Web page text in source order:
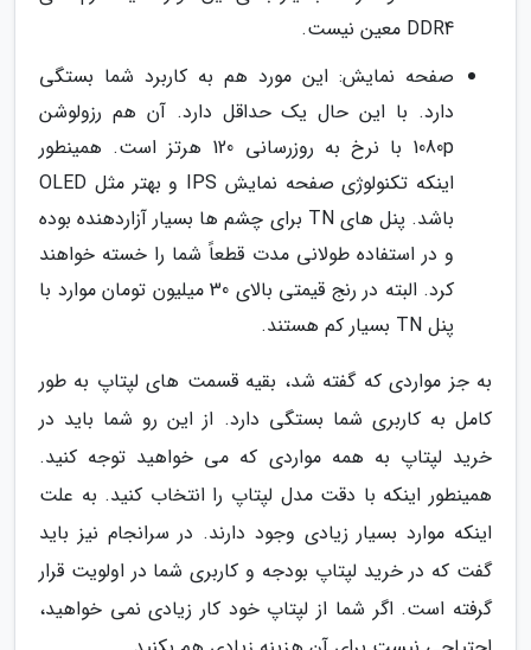
DDR4 معین نیست.
صفحه نمایش: این مورد هم به کاربرد شما بستگی
دارد. با این حال یک حداقل دارد. آن هم رزولوشن
1080p با نرخ به روزرسانی 120 هرتز است. همینطور
اینکه تکنولوژی صفحه نمایش IPS و بهتر مثل OLED
باشد. پنل های TN برای چشم ها بسیار آزاردهنده بوده
و در استفاده طولانی مدت قطعاً شما را خسته خواهند
کرد. البته در رنج قیمتی بالای 30 میلیون تومان موارد با
پنل TN بسیار کم هستند.
به جز مواردی که گفته شد، بقیه قسمت های لپتاپ به طور
کامل به کاربری شما بستگی دارد. از این رو شما باید در
خرید لپتاپ به همه مواردی که می خواهید توجه کنید.
همینطور اینکه با دقت مدل لپتاپ را انتخاب کنید. به علت
اینکه موارد بسیار زیادی وجود دارند. در سرانجام نیز باید
گفت که در خرید لپتاپ بودجه و کاربری شما در اولویت قرار
گرفته است. اگر شما از لپتاپ خود کار زیادی نمی خواهید،